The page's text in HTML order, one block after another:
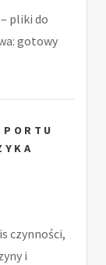
– pliki do
gotowy
czynności,
i